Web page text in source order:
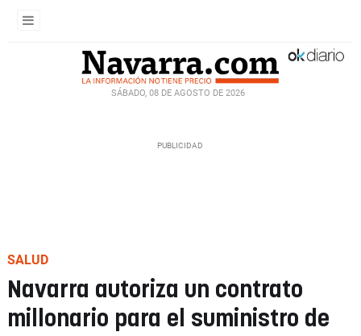
SÁBADO, 08 DE AGOSTO DE 2026
SALUD
Navarra autoriza un contrato
millonario para el suministro de